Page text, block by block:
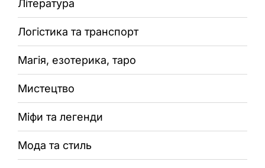
Література
Логістика та транспорт
Магія, езотерика, таро
Мистецтво
Міфи та легенди
Мода та стиль